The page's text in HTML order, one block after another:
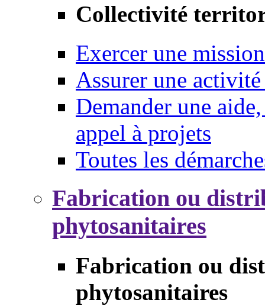
Collectivité
Exercer une mission
Assurer une
Demander une
appel à projets
Toutes les
Fabrication ou
phytosanitaires
Fabrication ou
phytosanitaires